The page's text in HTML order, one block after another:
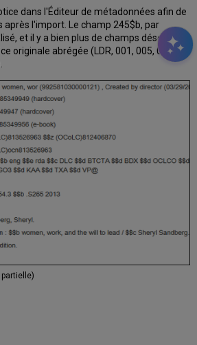
dans l'Éditeur de métadonnées afin de
après l'import. Le champ 245$b, par
et il y a bien plus de champs désormais
originale abrégée (LDR, 001, 005, 008,